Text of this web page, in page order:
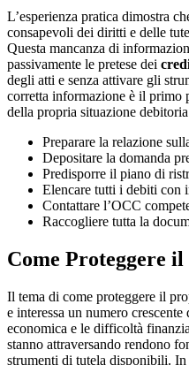
L’esperienza pratica dimostra
consapevoli dei diritti e delle
Questa mancanza di
passivamente le pretese dei
degli atti e senza attivare gli
corretta informazione è il primo
della propria situazione
Preparare la relazione
Depositare la domanda
Predisporre il piano di
Elencare tutti i debiti con
Contattare l’OCC
Raccogliere tutta la
Come Proteggere
Il tema di come proteggere il
e interessa un numero
economica e le difficoltà
stanno attraversando rendono
strumenti di tutela disponibili.